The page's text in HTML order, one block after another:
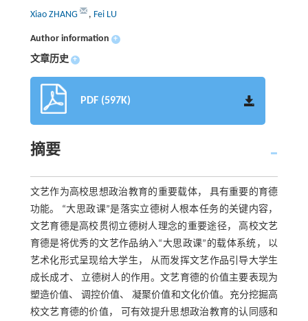
Xiao ZHANG , Fei LU
Author information +
文章历史 +
PDF (597K)
摘要
文艺作为高校思想政治教育的重要载体， 具有重要的育德
功能。 “大思政课”是落实立德树人根本任务的关键内容，
文艺育德是高校贯彻立德树人理念的重要途径， 高校文艺
育德是将优秀的文艺作品纳入“大思政课”的载体系统， 以
艺术化形式呈现给大学生， 从而发挥文艺作品引导大学生
成长成才、 立德树人的作用。文艺育德的价值主要表现为
塑造价值、 调控价值、 凝聚价值和文化价值。充分挖掘高
校文艺育德的价值， 可有效提升思想政治教育的认同感和